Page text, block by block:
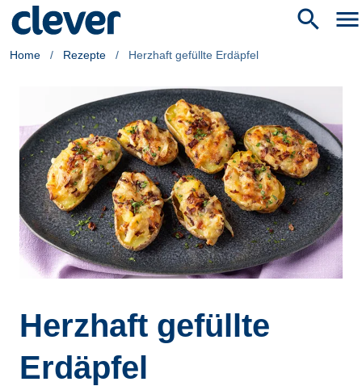
search menu
Home / Rezepte / Herzhaft gefüllte Erdäpfel
Herzhaft gefüllte
Erdäpfel